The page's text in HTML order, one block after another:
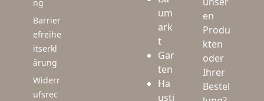
ng
Barrier
efreihe
itserkl
ärung
Widerr
ufsrec
um
ark
t
Gar
ten
Ha
usti
en
Produ
kten
oder
Ihrer
Bestel